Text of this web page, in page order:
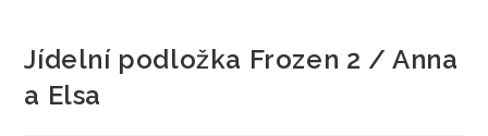
Jídelní podložka Frozen 2 / Anna
a Elsa